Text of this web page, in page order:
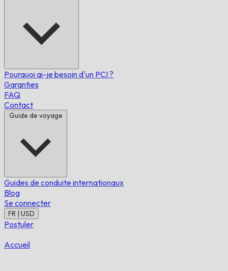
Pourquoi ai-je besoin d'un PCI ?
Garanties
FAQ
Contact
Guide de voyage
Guides de conduite internationaux
Blog
Se connecter
FR | USD
Postuler
Accueil